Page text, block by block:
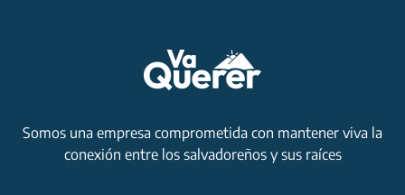
Somos una empresa comprometida con mantener viva la
conexión entre los salvadoreños y sus raíces